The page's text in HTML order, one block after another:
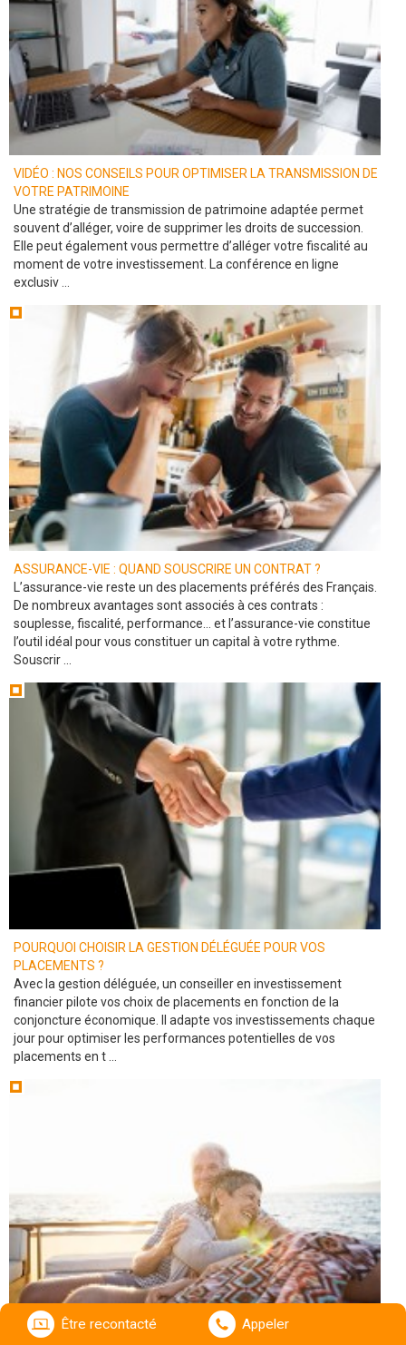
Être recontacté Appeler
VIDÉO : NOS CONSEILS POUR OPTIMISER LA TRANSMISSION DE
VOTRE PATRIMOINE
Une stratégie de transmission de patrimoine adaptée permet
souvent d’alléger, voire de supprimer les droits de succession.
Elle peut également vous permettre d’alléger votre fiscalité au
moment de votre investissement. La conférence en ligne
exclusiv ...
ASSURANCE-VIE : QUAND SOUSCRIRE UN CONTRAT ?
L’assurance-vie reste un des placements préférés des Français.
De nombreux avantages sont associés à ces contrats :
souplesse, fiscalité, performance… et l’assurance-vie constitue
l’outil idéal pour vous constituer un capital à votre rythme.
Souscrir ...
POURQUOI CHOISIR LA GESTION DÉLÉGUÉE POUR VOS
PLACEMENTS ?
Avec la gestion déléguée, un conseiller en investissement
financier pilote vos choix de placements en fonction de la
conjoncture économique. Il adapte vos investissements chaque
jour pour optimiser les performances potentielles de vos
placements en t ...